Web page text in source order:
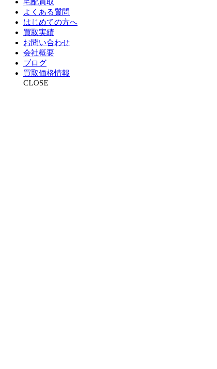
宅配買取
よくある質問
はじめての方へ
買取実績
お問い合わせ
会社概要
ブログ
買取価格情報
CLOSE